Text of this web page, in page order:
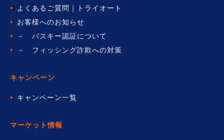
キャンペーン
キャンペーン一覧
マーケット情報
よくあるご質問｜トライオート
お客様へのお知らせ
－ パスキー認証について
－ フィッシング詐欺への対策